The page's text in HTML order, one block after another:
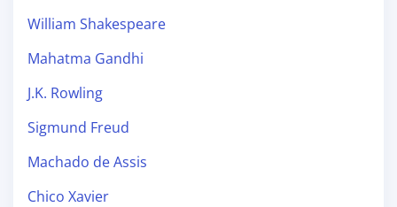
William Shakespeare
Mahatma Gandhi
J.K. Rowling
Sigmund Freud
Machado de Assis
Chico Xavier